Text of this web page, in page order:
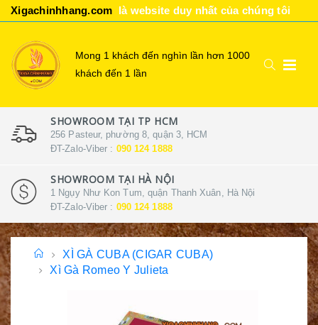
Xigachinhhang.com là website duy nhất của chúng tôi
Mong 1 khách đến nghìn lần hơn 1000
khách đến 1 lần
SHOWROOM TẠI TP HCM
256 Pasteur, phường 8, quận 3, HCM
ĐT-Zalo-Viber : 090 124 1888
SHOWROOM TẠI HÀ NỘI
1 Ngụy Như Kon Tum, quận Thanh Xuân, Hà Nội
ĐT-Zalo-Viber : 090 124 1888
XÌ GÀ CUBA (CIGAR CUBA)
Xì Gà Romeo Y Julieta